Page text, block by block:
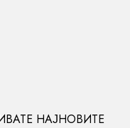
НАЈНОВИТЕ